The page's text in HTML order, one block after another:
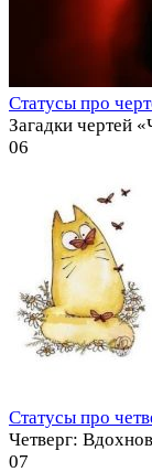
Статусы про
Загадки чертей
06
Статусы про
Четверг:
07